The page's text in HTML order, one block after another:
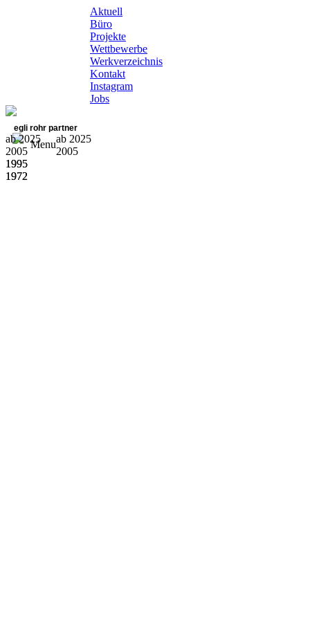
Aktuell
Büro
Projekte
Wettbewerbe
Werkverzeichnis
Kontakt
Instagram
Jobs
egli rohr partner
Menu
ab 2025
2005
1995
1972
ab 2025
2005
1995
1972